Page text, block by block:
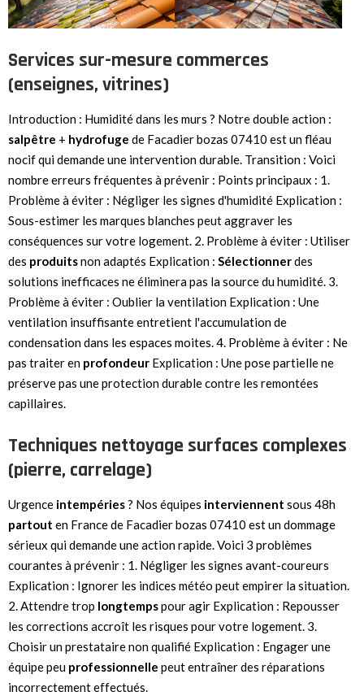
Services sur-mesure commerces
(enseignes, vitrines)
Introduction : Humidité dans les murs ? Notre double action :
salpêtre + hydrofuge de Facadier bozas 07410 est un fléau
nocif qui demande une intervention durable. Transition : Voici
nombre erreurs fréquentes à prévenir : Points principaux : 1.
Problème à éviter : Négliger les signes d'humidité Explication :
Sous-estimer les marques blanches peut aggraver les
conséquences sur votre logement. 2. Problème à éviter : Utiliser
des produitsnon adaptés Explication : Sélectionnerdes
solutions inefficaces ne éliminera pas la source du humidité. 3.
Problème à éviter : Oublier la ventilation Explication : Une
ventilation insuffisante entretient l'accumulation de
condensation dans les espaces moites. 4. Problème à éviter : Ne
pas traiter en profondeur Explication : Une pose partielle ne
préserve pas une protection durable contre les remontées
capillaires.
Techniques nettoyage surfaces complexes
(pierre, carrelage)
Urgence intempéries? Nos équipes interviennent sous 48h
partout en France de Facadier bozas 07410 est un dommage
sérieux qui demande une action rapide. Voici 3 problèmes
courantes à prévenir : 1. Négliger les signes avant-coureurs
Explication : Ignorer les indices météo peut empirer la situation.
2. Attendre trop longtempspour agir Explication : Repousser
les corrections accroît les risques pour votre logement. 3.
Choisir un prestataire non qualifié Explication : Engager une
équipe peu professionnelle peut entraîner des réparations
incorrectement effectués.